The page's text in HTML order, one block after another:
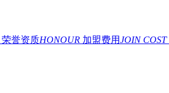
荣誉资质HONOUR 加盟费用JOIN COST